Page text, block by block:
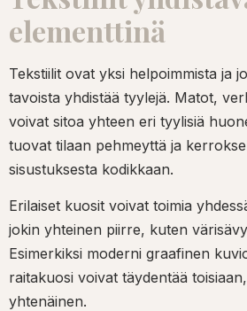
elementtinä
Tekstiilit ovat yksi helpoimmista ja
tavoista yhdistää tyylejä. Matot,
voivat sitoa yhteen eri tyylisiä
tuovat tilaan pehmeyttä ja
sisustuksesta kodikkaan.
Erilaiset kuosit voivat toimia
jokin yhteinen piirre, kuten
Esimerkiksi moderni graafinen
raitakuosi voivat täydentää
yhtenäinen.